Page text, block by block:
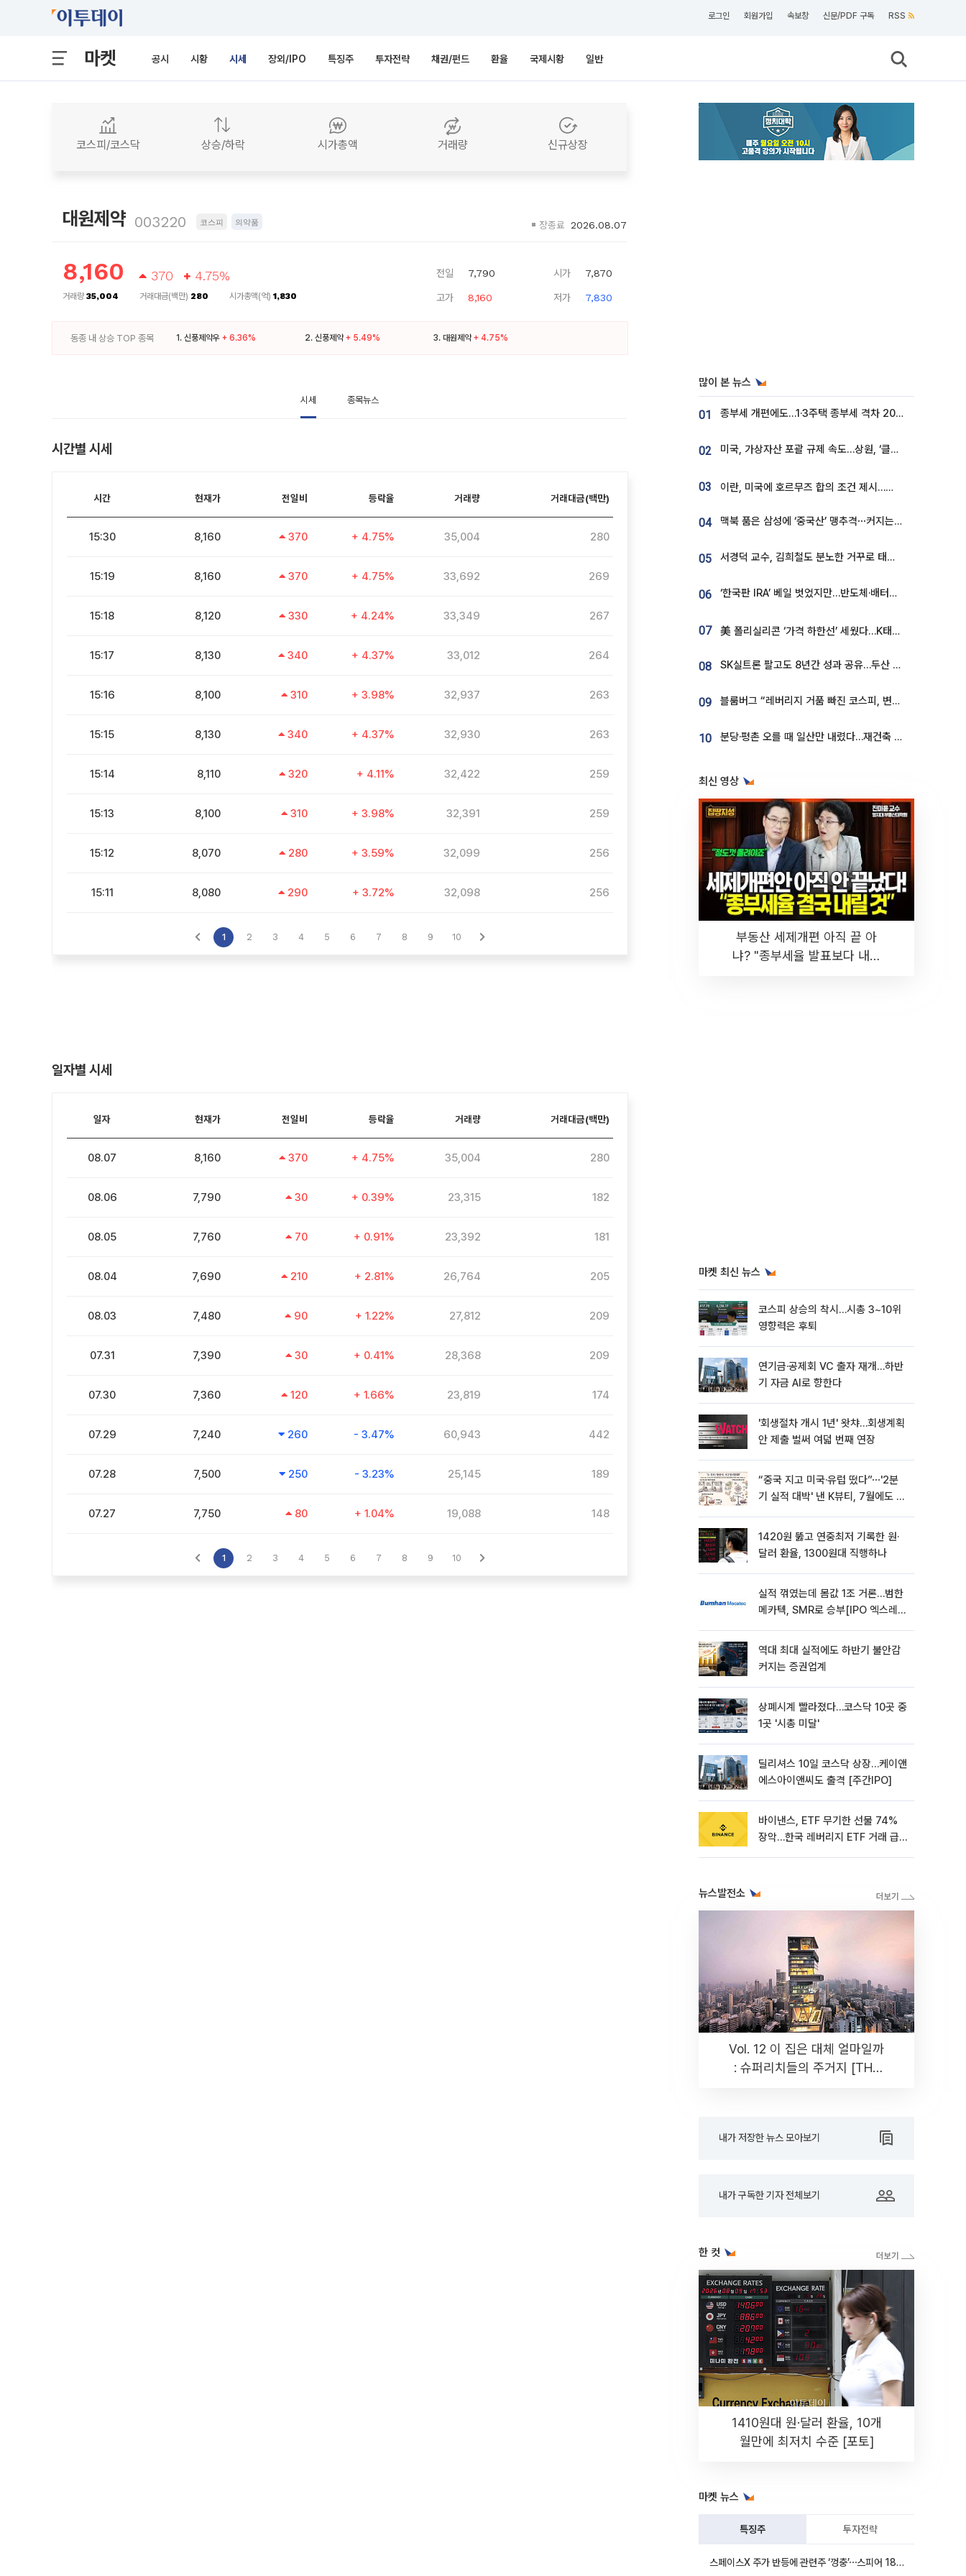
로그인 회원가입 속보창 신문/PDF 구독 RSS
마켓 공시 시황 시세 장외/IPO 특징주 투자전략 채권/펀드 환율 국제시황 일반
코스피/코스닥 상승/하락 시가총액 거래량 신규상장
대원제약 003220 코스피 의약품 장종료 2026.08.07
8,160 370 4.75%
거래량35,004 거래대금(백만) 280 시가총액(억) 1,830
전일 7,790
고가 8,160
시가 7,870
저가 7,830
동종 내 상승 TOP 종목 1. 신풍제약우 + 6.36% 2. 신풍제약 + 5.49% 3. 대원제약 + 4.75%
시세 종목뉴스
많이 본 뉴스
01 종부세 개편에도…1·3주택 종부세 격차 2028년부터 확대
02 미국, 가상자산 포괄 규제 속도…상원, ‘클래리티법’ 9월 절차투표 추진
03 이란, 미국에 호르무즈 합의 조건 제시…美 “경기 아직 안 끝나” [종합]
04 맥북 품은 삼성에 ‘중국산’ 맹추격⋯커지는 노트북 OLED 시장
05 서경덕 교수, 김희철도 분노한 거꾸로 태극기⋯"엉터리는 아냐, 아쉬울 뿐"
06 ‘한국판 IRA’ 베일 벗었지만…반도체·배터리 업계 “시행령이 관건”
07 美 폴리실리콘 ‘가격 하한선’ 세웠다…K태양광 수혜 기대
08 SK실트론 팔고도 8년간 성과 공유…두산 인수대금 2.3조가 끝 아냐
09 블룸버그 “레버리지 거품 빠진 코스피, 변동성 최악 국면 지났을 가능성”
10 분당·평촌 오를 때 일산만 내렸다…재건축 기대감도 ‘무색’
최신 영상
부동산 세제개편 아직 끝 아
냐? "종부세율 발표보다 내릴
마켓 최신 뉴스
코스피 상승의 착시…시총 3~10위
영향력은 후퇴
연기금·공제회 VC 출자 재개…하반
기 자금 AI로 향한다
'회생절차 개시 1년' 왓챠…회생계획
안 제출 벌써 여덟 번째 연장
“중국 지고 미국·유럽 떴다”⋯'2분
기 실적 대박' 낸 K뷰티, 7월에도 질
1420원 뚫고 연중최저 기록한 원·
달러 환율, 1300원대 직행하나
실적 꺾였는데 몸값 1조 거론…범한
메카텍, SMR로 승부[IPO 엑스레
역대 최대 실적에도 하반기 불안감
커지는 증권업계
상폐시계 빨라졌다…코스닥 10곳 중
1곳 '시총 미달'
딜리셔스 10일 코스닥 상장…케이앤
에스아이앤씨도 출격 [주간IPO]
바이낸스, ETF 무기한 선물 74%
장악…한국 레버리지 ETF 거래 급
뉴스발전소
Vol. 12 이 집은 대체 얼마일까
: 슈퍼리치들의 주거지 [THE
내가 저장한 뉴스 모아보기
내가 구독한 기자 전체보기
한 컷
1410원대 원·달러 환율, 10개
월만에 최저치 수준 [포토]
마켓 뉴스
특징주 투자전략
스페이스X 주가 반등에 관련주 ‘껑충’⋯스피어 18%ㆍ에이치브이엠 12%↑